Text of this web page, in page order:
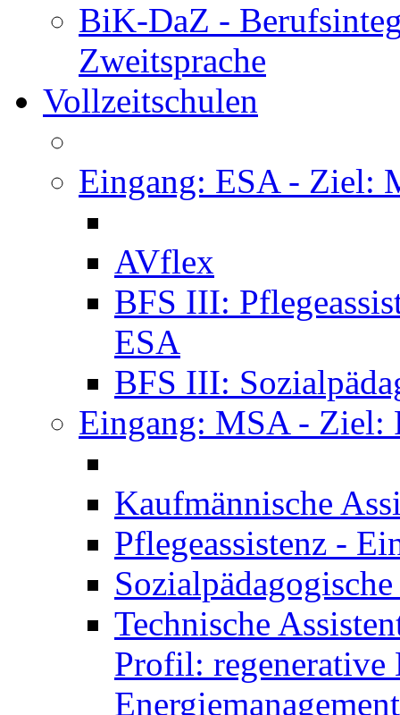
BiK-DaZ -
Zweitsprache
Vollzeitschulen
Eingang: ESA - Ziel:
AVflex
BFS III:
ESA
BFS III:
Eingang: MSA - Ziel:
Kaufmännische
Pflegeassistenz -
Technische
Profil: regenerative
Energiemanagement